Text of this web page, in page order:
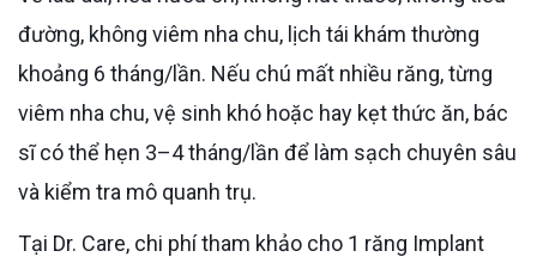
đường, không viêm nha chu, lịch tái khám thường
khoảng 6 tháng/lần. Nếu chú mất nhiều răng, từng
viêm nha chu, vệ sinh khó hoặc hay kẹt thức ăn, bác
sĩ có thể hẹn 3–4 tháng/lần để làm sạch chuyên sâu
và kiểm tra mô quanh trụ.
Tại Dr. Care, chi phí tham khảo cho 1 răng Implant